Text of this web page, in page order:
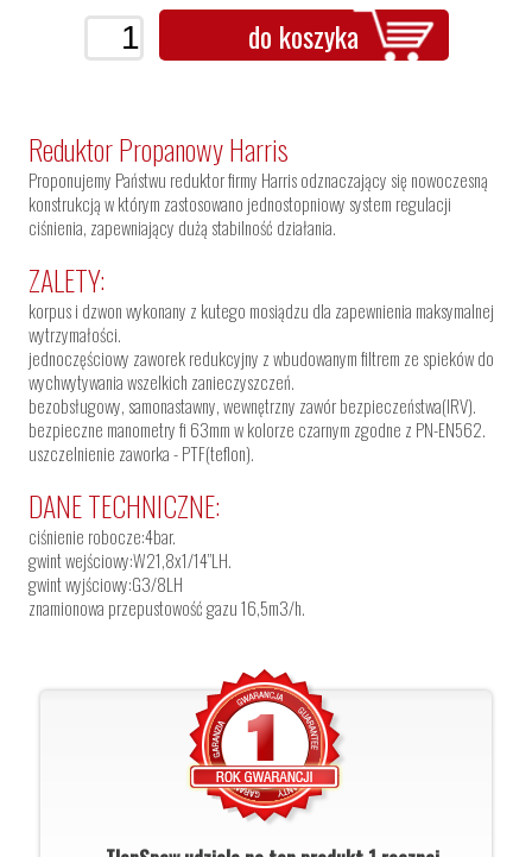
do koszyka
Reduktor Propanowy Harris
Proponujemy Państwu reduktor firmy Harris odznaczający się nowoczesną
konstrukcją w którym zastosowano jednostopniowy system regulacji
ciśnienia, zapewniający dużą stabilność działania.
ZALETY:
korpus i dzwon wykonany z kutego mosiądzu dla zapewnienia maksymalnej
wytrzymałości.
jednoczęściowy zaworek redukcyjny z wbudowanym filtrem ze spieków do
wychwytywania wszelkich zanieczyszczeń.
bezobsługowy, samonastawny, wewnętrzny zawór bezpieczeństwa(IRV).
bezpieczne manometry fi 63mm w kolorze czarnym zgodne z PN-EN562.
uszczelnienie zaworka - PTF(teflon).
DANE TECHNICZNE:
ciśnienie robocze:4bar.
gwint wejściowy:W21,8x1/14”LH.
gwint wyjściowy:G3/8LH
znamionowa przepustowość gazu 16,5m3/h.